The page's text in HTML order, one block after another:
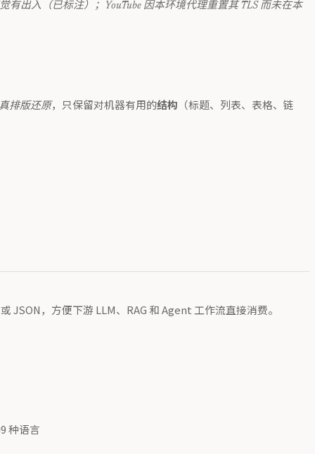
出入（已标注）；YouTube 因本环境代理重置其 TLS 而未在本
排版还原，只保留对机器有用的结构 （标题、列表、表格、链
，方便下游 LLM、RAG 和 Agent 工作流直接消费。
种语言